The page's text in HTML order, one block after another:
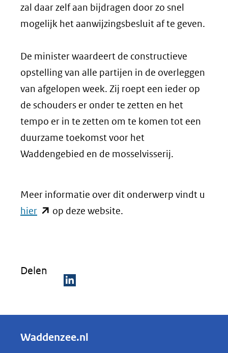
zal daar zelf aan bijdragen door zo snel
mogelijk het aanwijzingsbesluit af te geven.
De minister waardeert de constructieve
opstelling van alle partijen in de overleggen
van afgelopen week. Zij roept een ieder op
de schouders er onder te zetten en het
tempo er in te zetten om te komen tot een
duurzame toekomst voor het
Waddengebied en de mosselvisserij.
Meer informatie over dit onderwerp vindt u
hier(opent
(verwijst
website)
op deze website.
Delen
e
e
Waddenzee.nl